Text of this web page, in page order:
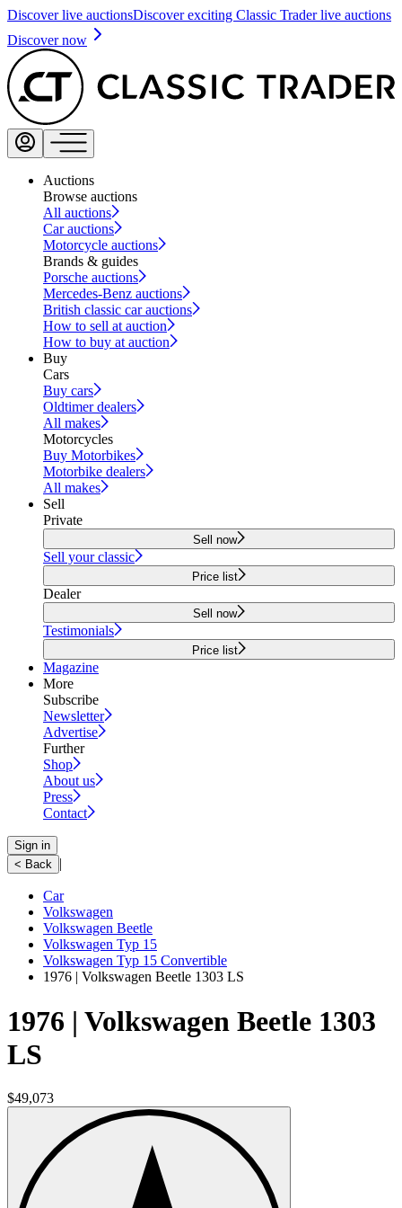
Discover live auctionsDiscover exciting Classic Trader live auctions
Discover now
Auctions
Browse auctions
All auctions
Car auctions
Motorcycle auctions
Brands & guides
Porsche auctions
Mercedes-Benz auctions
British classic car auctions
How to sell at auction
How to buy at auction
Buy
Cars
Buy cars
Oldtimer dealers
All makes
Motorcycles
Buy Motorbikes
Motorbike dealers
All makes
Sell
Private
Sell now
Sell your classic
Price list
Dealer
Sell now
Testimonials
Price list
Magazine
More
Subscribe
Newsletter
Advertise
Further
Shop
About us
Press
Contact
Sign in
< Back |
Car
Volkswagen
Volkswagen Beetle
Volkswagen Typ 15
Volkswagen Typ 15 Convertible
1976 | Volkswagen Beetle 1303 LS
1976 | Volkswagen Beetle 1303
LS
$49,073